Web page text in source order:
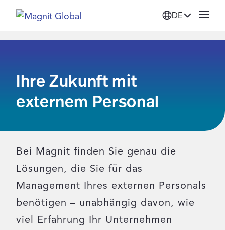
DE
Lösungen
Unsere Partner
Über Magnit
Ihre Zukunft mit
externem Personal
Bei Magnit finden Sie genau die
Lösungen, die Sie für das
Management Ihres externen Personals
benötigen – unabhängig davon, wie
viel Erfahrung Ihr Unternehmen